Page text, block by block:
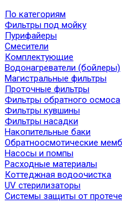
По категориям
Фильтры под мойку
Пурифайеры
Смесители
Комплектующие
Водонагреватели (бойлеры)
Магистральные фильтры
Проточные фильтры
Фильтры обратного осмоса
Фильтры кувшины
Фильтры насадки
Накопительные баки
Обратноосмотические
Насосы и помпы
Расходные материалы
Коттеджная водоочистка
UV стерилизаторы
Системы защиты от